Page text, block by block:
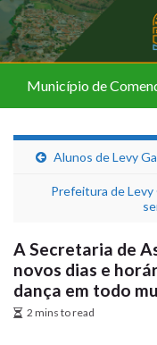
Município de
Alunos de Levy
Prefeitura de Levy
A Secretaria de
novos dias e
dança em todo
2 mins to read